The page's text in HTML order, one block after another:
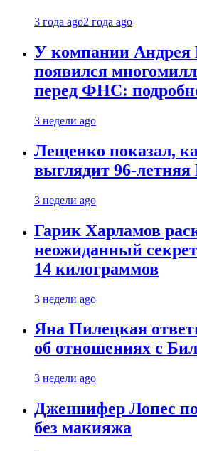
3 года ago2 года ago
У компании Андрея
появился
перед ФНС:
3 недели ago
Лещенко показал,
выглядит 96-летняя
3 недели ago
Гарик Харламов
неожиданный
14 килограммов
3 недели ago
Яна Пилецкая
об отношениях с
3 недели ago
Дженнифер Лопес
без макияжа